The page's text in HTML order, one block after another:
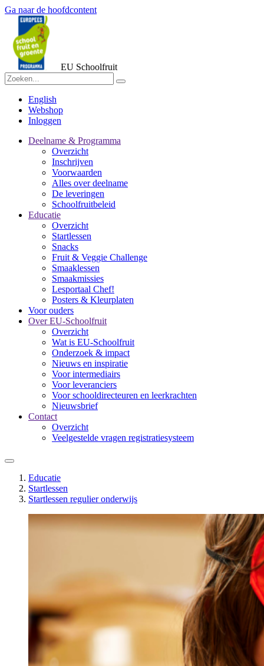
Ga naar de hoofdcontent
EU Schoolfruit
English
Webshop
Inloggen
Deelname & Programma
Overzicht
Inschrijven
Voorwaarden
Alles over deelname
De leveringen
Schoolfruitbeleid
Educatie
Overzicht
Startlessen
Snacks
Fruit & Veggie Challenge
Smaaklessen
Smaakmissies
Lesportaal Chef!
Posters & Kleurplaten
Voor ouders
Over EU-Schoolfruit
Overzicht
Wat is EU-Schoolfruit
Onderzoek & impact
Nieuws en inspiratie
Voor intermediairs
Voor leveranciers
Voor schooldirecteuren en leerkrachten
Nieuwsbrief
Contact
Overzicht
Veelgestelde vragen registratiesysteem
Educatie
Startlessen
Startlessen regulier onderwijs